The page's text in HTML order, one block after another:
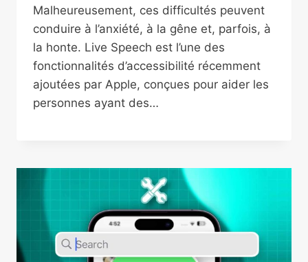
Malheureusement, ces difficultés peuvent
conduire à l’anxiété, à la gêne et, parfois, à
la honte. Live Speech est l’une des
fonctionnalités d’accessibilité récemment
ajoutées par Apple, conçues pour aider les
personnes ayant des…